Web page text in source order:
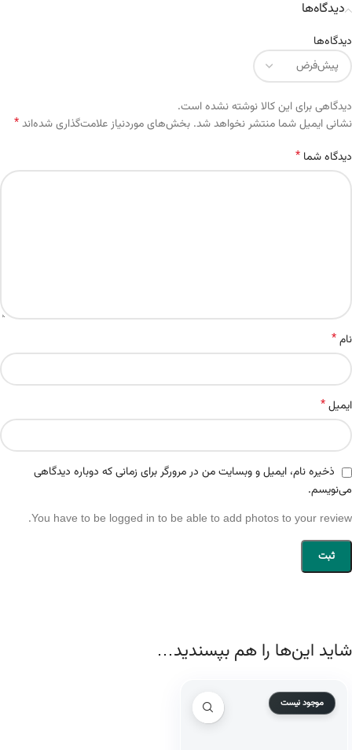
دیدگاه‌ها
دیدگاه‌ها
دیدگاهی برای این کالا نوشته نشده است.
نشانی ایمیل شما منتشر نخواهد شد. بخش‌های موردنیاز علامت‌گذاری شده‌اند*
دیدگاه شما *
نام*
ایمیل*
ذخیره نام، ایمیل و وبسایت من در مرورگر برای زمانی که دوباره دیدگاهی
می‌نویسم.
You have to be logged in to be able to add photos to your review.
Alternative:
شاید این‌ها را هم بپسندید…
موجود نیست